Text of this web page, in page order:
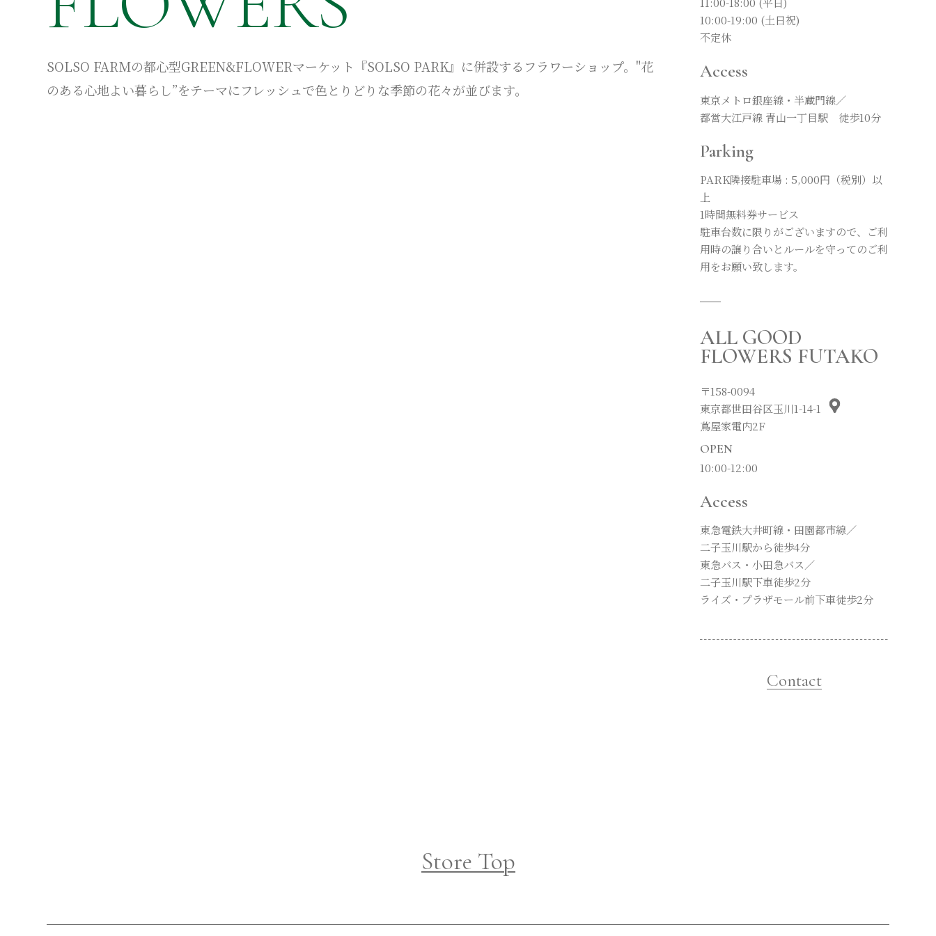
SOLSO FARMの都心型GREEN&FLOWERマーケット『SOLSO PARK』に併設するフラワーショップ。"花
のある心地よい暮らし”をテーマにフレッシュで色とりどりな季節の花々が並びます。
10:00-19:00 (土日祝)
不定休
Access
東京メトロ銀座線・半蔵門線／
都営大江戸線 青山一丁目駅 徒歩10分
Parking
PARK隣接駐車場 : 5,000円（税別）以
上
1時間無料券サービス
駐車台数に限りがございますので、ご利
用時の譲り合いとルールを守ってのご利
用をお願い致します。
ALL GOOD
FLOWERS FUTAKO
〒158-0094
東京都世田谷区玉川1-14-1
蔦屋家電内2F
OPEN
10:00-12:00
Access
東急電鉄大井町線・田園都市線／
二子玉川駅から徒歩4分
東急バス・小田急バス／
二子玉川駅下車徒歩2分
ライズ・プラザモール前下車徒歩2分
Contact
Store Top